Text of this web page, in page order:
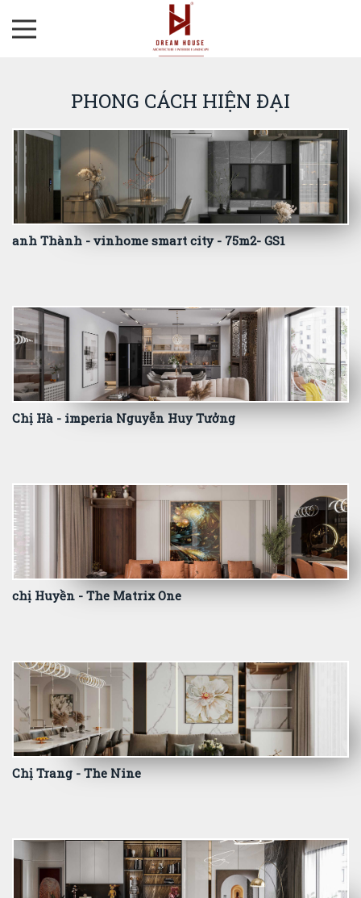
PHONG CÁCH HIỆN ĐẠI
anh Thành - vinhome smart city - 75m2- GS1
Chị Hà - imperia Nguyễn Huy Tưởng
chị Huyền - The Matrix One
Chị Trang - The Nine